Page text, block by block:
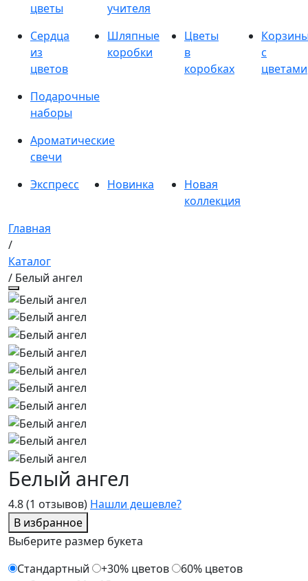
цветы
учителя
Сердца
из
цветов
Шляпные
коробки
Цветы
в
коробках
с
цветами
Подарочные
наборы
Ароматические
свечи
Экспресс
Новинка
Новая
коллекция
Главная
/
Каталог
/ Белый ангел
4.8(1 отзывов) Нашли дешевле?
В избранное
Белый ангел
Выберите размер букета
Стандартный
+30% цветов
60% цветов